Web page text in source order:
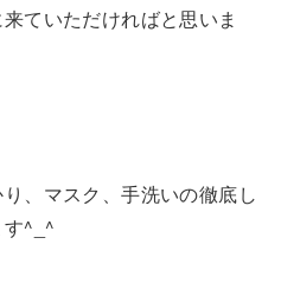
ていただければと思いま
、マスク、手洗いの徹底し
^_^